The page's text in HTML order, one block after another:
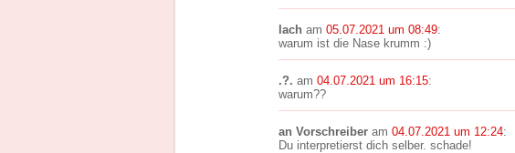
lach am 05.07.2021 um 08:49:
warum ist die Nase krumm :)
.?. am 04.07.2021 um 16:15:
warum??
an Vorschreiber am 04.07.2021 um 12:24:
Du interpretierst dich selber. schade!